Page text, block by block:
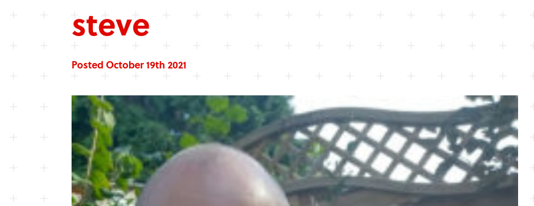
steve
Posted October 19th 2021